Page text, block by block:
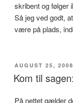
skribent og følger
Så jeg ved godt,
være på plads,
UDGIVET
DEN
AUGUST 25, 2008
Kom til
På nettet gælder